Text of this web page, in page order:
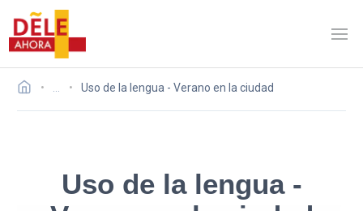
Uso de la lengua - Verano en la ciudad
Uso de la lengua -